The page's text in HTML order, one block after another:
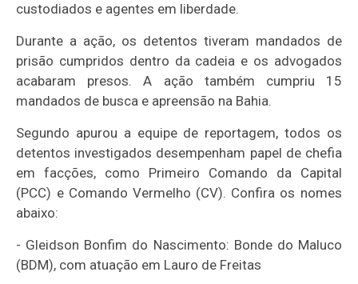
custodiados e agentes em liberdade.
Durante a ação, os detentos tiveram mandados de
prisão cumpridos dentro da cadeia e os advogados
acabaram presos. A ação também cumpriu 15
mandados de busca e apreensão na Bahia.
Segundo apurou a equipe de reportagem, todos os
detentos investigados desempenham papel de chefia
em facções, como Primeiro Comando da Capital
(PCC) e Comando Vermelho (CV). Confira os nomes
abaixo:
- Gleidson Bonfim do Nascimento: Bonde do Maluco
(BDM), com atuação em Lauro de Freitas